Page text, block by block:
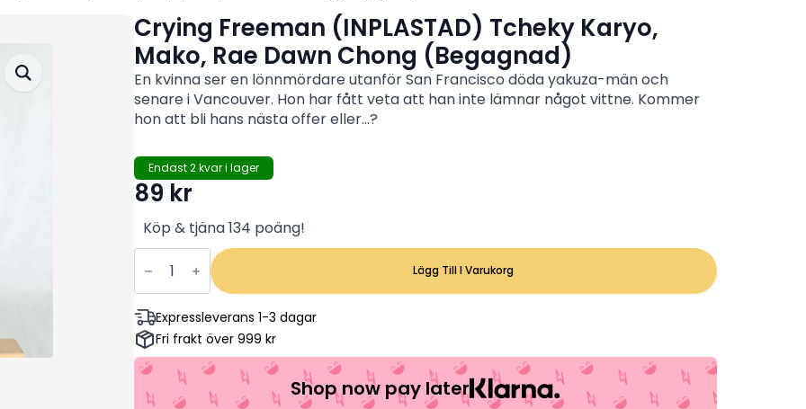
Crying Freeman (INPLASTAD) Tcheky Karyo,
Mako, Rae Dawn Chong (Begagnad)
En kvinna ser en lönnmördare utanför San Francisco döda yakuza-män och
senare i Vancouver. Hon har fått veta att han inte lämnar något vittne. Kommer
hon att bli hans nästa offer eller...?
Endast 2 kvar i lager
89 kr
Köp & tjäna 134 poäng!
Crying
Freeman
(INPLASTAD)
Tcheky
Karyo,
Mako,
Rae
Dawn
Chong
(Begagnad)
mängd
Lägg Till I Varukorg
Expressleverans 1-3 dagar
Fri frakt över 999 kr
Shop now pay later